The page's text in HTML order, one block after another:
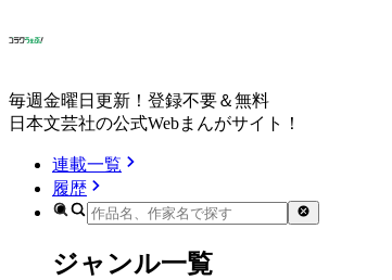
毎週金曜日更新！登録不要＆無料
日本文芸社の公式Webまんがサイト！
連載一覧
履歴
ジャンル一覧